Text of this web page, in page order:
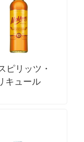
ピリッツ・
キュール